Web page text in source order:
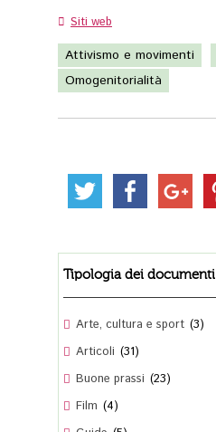
Attivismo e movimenti
Omogenitorialità
Tipologia dei documenti
(3)
(31)
(23)
(4)